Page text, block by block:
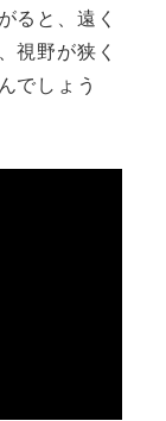
ると、遠く
視野が狭く
でしょう